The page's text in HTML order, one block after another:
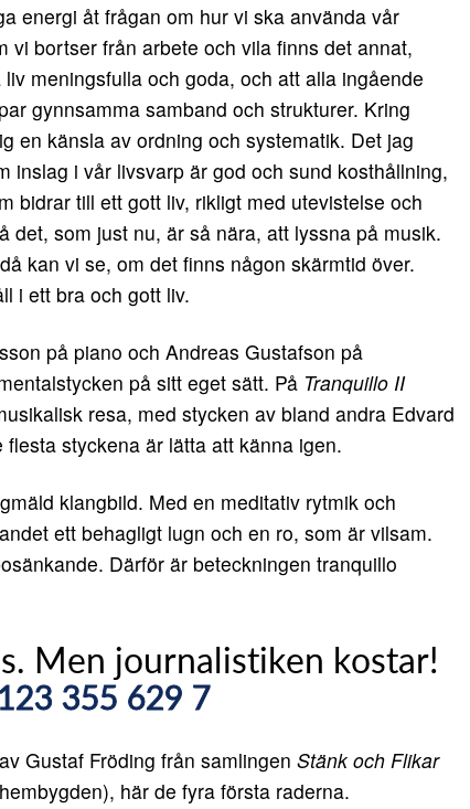
energi åt frågan om hur vi ska använda vår
vi bortser från arbete och vila finns det annat,
meningsfulla och goda, och att alla ingående
gynnsamma samband och strukturer. Kring
en känsla av ordning och systematik. Det jag
inslag i vår livsvarp är god och sund kosthållning,
bidrar till ett gott liv, rikligt med utevistelse och
det, som just nu, är så nära, att lyssna på musik.
kan vi se, om det finns någon skärmtid över.
i ett bra och gott liv.
på piano och Andreas Gustafson på
på sitt eget sätt. På Tranquillo II
resa, med stycken av bland andra Edvard
styckena är lätta att känna igen.
klangbild. Med en meditativ rytmik och
ett behagligt lugn och en ro, som är vilsam.
Därför är beteckningen tranquillo
Gustaf Fröding från samlingen Stänk och Flikar
här de fyra första raderna.